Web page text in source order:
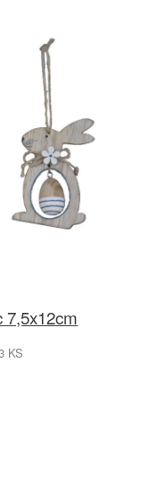
7,5x12cm
KS